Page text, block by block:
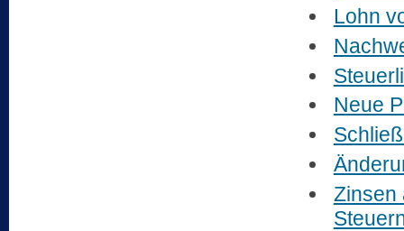
Lohn
Neue
Zinsen